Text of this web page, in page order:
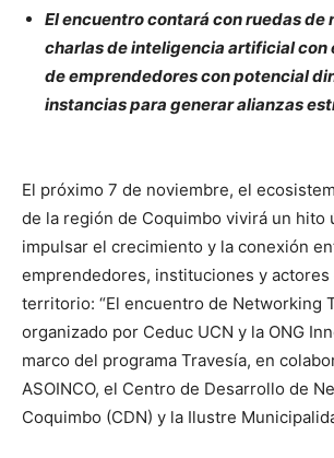
El encuentro contará con ruedas de
charlas de inteligencia artificial con
de emprendedores con potencial
instancias para generar
El próximo 7 de noviembre, el
de la región de Coquimbo vivirá un hito
impulsar el crecimiento y la conexión
emprendedores, instituciones y actores
territorio: “El encuentro de Networking
organizado por Ceduc UCN y la ONG
marco del programa Travesía, en
ASOINCO, el Centro de Desarrollo de
Coquimbo (CDN) y la Ilustre